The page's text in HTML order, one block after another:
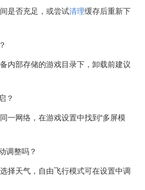
是否充足，或尝试清理缓存后重新下
内部存储的游戏目录下，卸载前建议
？
一网络，在游戏设置中找到“多屏模
调整吗？
择天气，自由飞行模式可在设置中调